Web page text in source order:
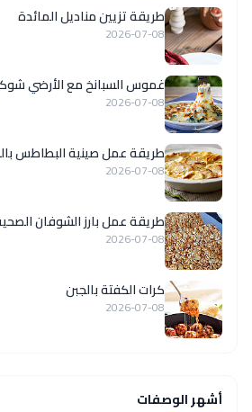
طريقة تزيين مناديل المائدة
2026-07-08
غموس السبانخ مع الأرضي
2026-07-08
طريقة عمل صينية البطاطس
2026-07-08
طريقة عمل بارز الشوفان
2026-07-08
كرات الكفتة بالجبن
2026-07-08
أشهر الوصفات